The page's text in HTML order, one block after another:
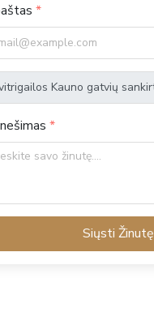
Siųsti Žinutę